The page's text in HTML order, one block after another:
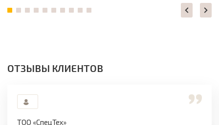
ОТЗЫВЫ КЛИЕНТОВ
ТОО «СпецТех»